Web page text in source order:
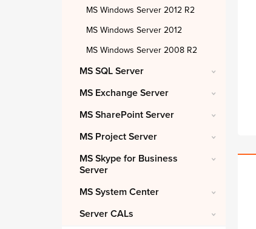
MS Windows Server 2012 R2
MS Windows Server 2012
MS Windows Server 2008 R2
MS SQL Server
MS Exchange Server
MS SharePoint Server
MS Project Server
MS Skype for Business
Server
MS System Center
Server CALs